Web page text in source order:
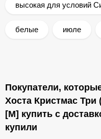
высокая для условий
белые июле
Покупатели,
Хоста Кристмас Три
[M] купить с
купили